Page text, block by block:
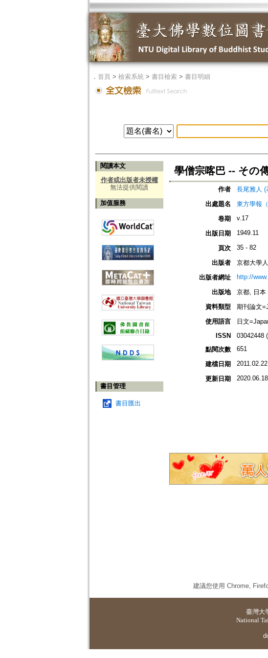
． 首頁> 檢索系統> 書目檢索> 書目明細
閱讀本文
作者或出版者未授權
無法提供閱讀
加值服務
書目管理
書目匯出
學僧宗喀巴 -- その
作者
長尾雅人 (
出處題名
東方學報
卷期
v.17
出版日期 1949.11
頁次 35 - 82
出版者
京都大學
出版者網址
http://
出版地
京都, 日本
資料類型
期刊論文
使用語言
日文
ISSN
03042448
點閱次數
651
建檔日期 2011.02.22
更新日期 2020.06.18
建議您使用 Chrome,
臺灣大
National